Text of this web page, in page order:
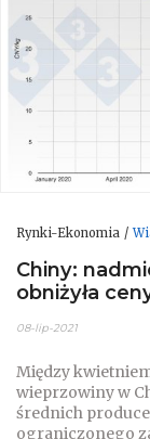
Rynki-Ekonomia
Chiny:
obniżyła
08-lip-2021
Między
wieprzowiny w
średnich
ograniczonego